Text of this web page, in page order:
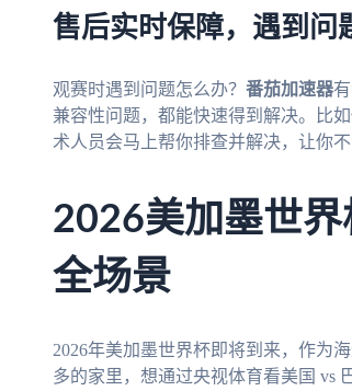
售后实时保障，遇到问
观赛时遇到问题怎么办？ 番茄加速器
兼容性问题，都能快速得到解决。比
术人员会马上帮你排查并解决，让你不
2026美加墨世
全场景
2026年美加墨世界杯即将到来，作为
多的家里，想通过央视体育看美国 vs